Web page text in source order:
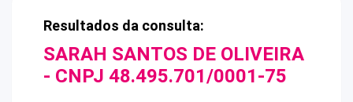
Resultados da consulta:
SARAH SANTOS DE OLIVEIRA
- CNPJ 48.495.701/0001-75